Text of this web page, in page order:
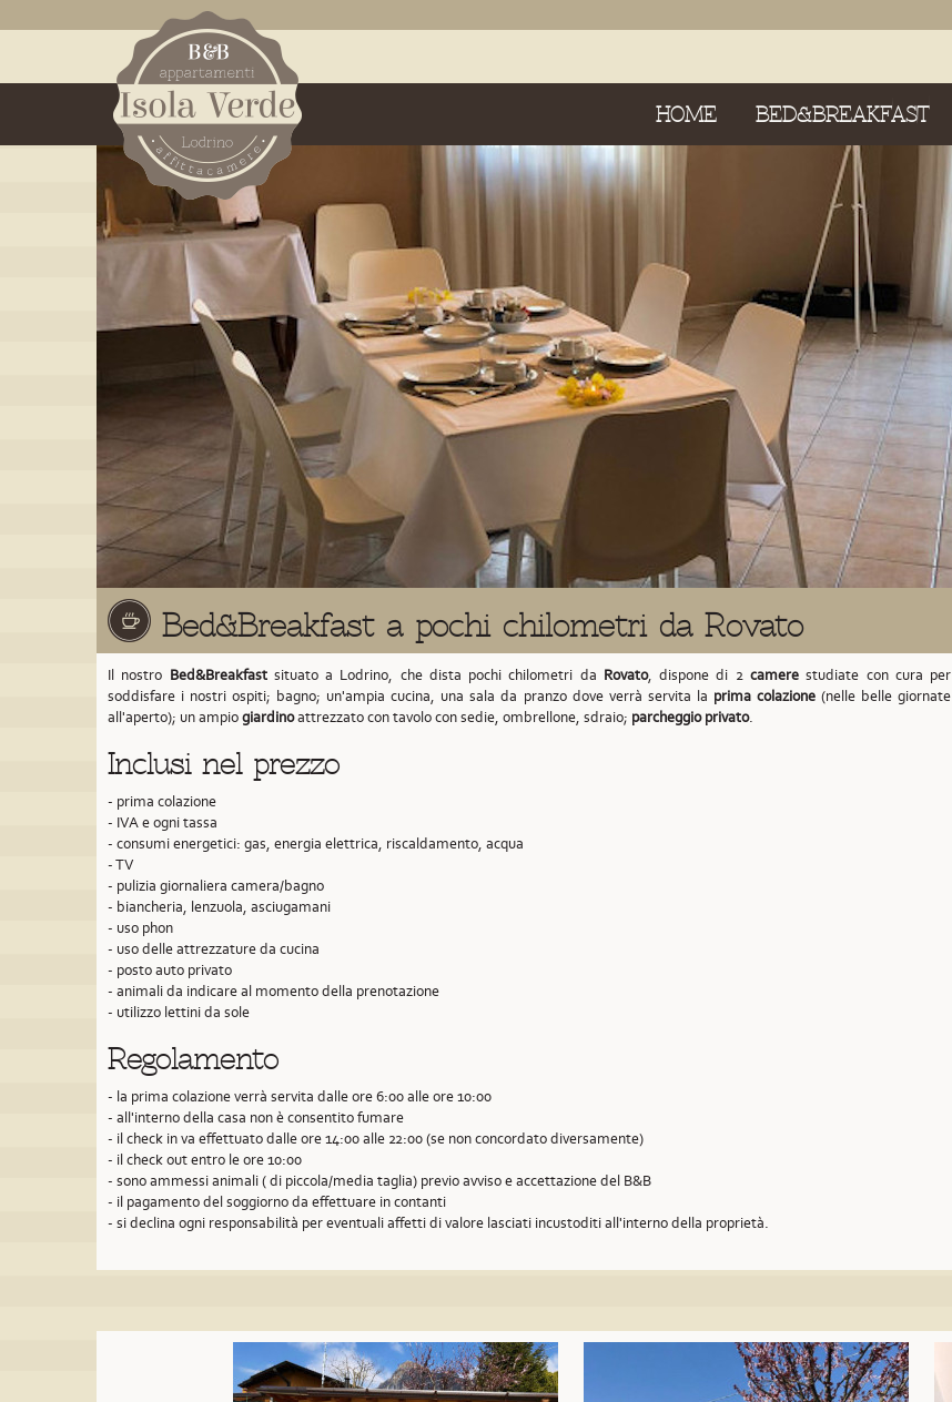
HOME BED&BREAKFAST
Bed&Breakfast a pochi chilometri da Rovato
Il nostro Bed&Breakfast situato a Lodrino, che dista pochi chilometri da Rovato, dispone di 2 camerestudiate con cura per
soddisfare i nostri ospiti; bagno; un'ampia cucina, una sala da pranzo dove verrà servita la prima colazione(nelle belle giornate
all'aperto); un ampiogiardinoattrezzato con tavolo con sedie, ombrellone, sdraio; parcheggio privato.
Inclusi nel prezzo
- prima colazione
- IVA e ogni tassa
- consumi energetici: gas, energia elettrica, riscaldamento, acqua
- TV
- pulizia giornaliera camera/bagno
- biancheria, lenzuola, asciugamani
- uso phon
- uso delle attrezzature da cucina
- posto auto privato
- animali da indicare al momento della prenotazione
- utilizzo lettini da sole
Regolamento
- la prima colazione verrà servita dalle ore 6:00 alle ore 10:00
- all'interno della casa non è consentito fumare
- il check in va effettuato dalle ore 14:00 alle 22:00 (se non concordato diversamente)
- il check out entro le ore 10:00
- sono ammessi animali ( di piccola/media taglia) previo avviso e accettazione del B&B
- il pagamento del soggiorno da effettuare in contanti
- si declina ogni responsabilità per eventuali affetti di valore lasciati incustoditi all'interno della proprietà.